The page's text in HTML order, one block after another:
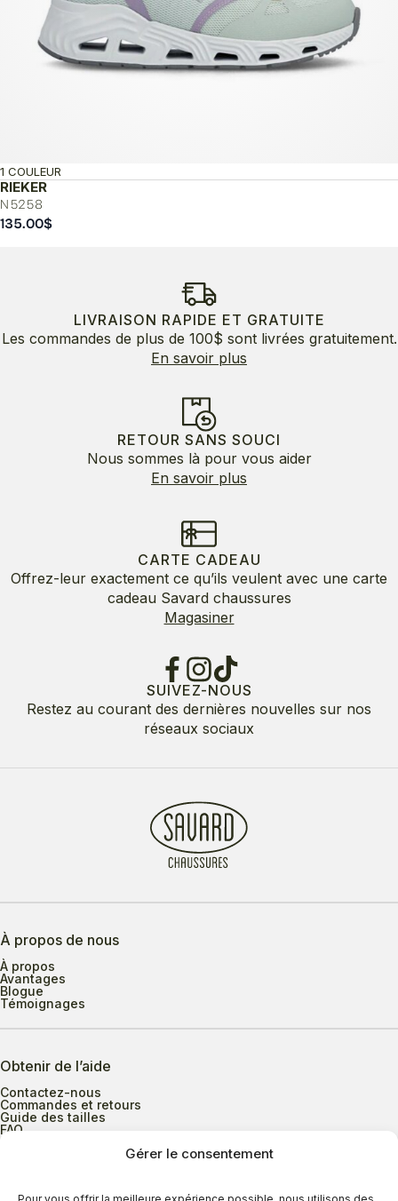
Gérer le consentement
RIEKER
N5258
1 COULEUR
135.00$
LIVRAISON RAPIDE ET GRATUITE
Les commandes de plus de 100$ sont livrées gratuitement.
En savoir plus
RETOUR SANS SOUCI
Nous sommes là pour vous aider
En savoir plus
CARTE CADEAU
Offrez-leur exactement ce qu’ils veulent avec une carte
cadeau Savard chaussures
Magasiner
SUIVEZ-NOUS
Restez au courant des dernières nouvelles sur nos
réseaux sociaux
À propos de nous
À propos
Avantages
Blogue
Témoignages
Obtenir de l’aide
Contactez-nous
Commandes et retours
Guide des tailles
FAQ